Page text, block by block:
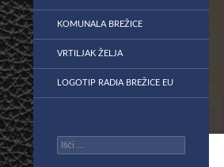
KOMUNALA BREŽICE
VRTILJAK ŽELJA
LOGOTIP RADIA BREŽICE EU
Išči: